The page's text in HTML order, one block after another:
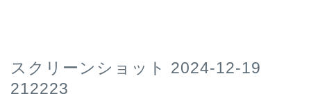
スクリーンショット 2024-12-19
212223